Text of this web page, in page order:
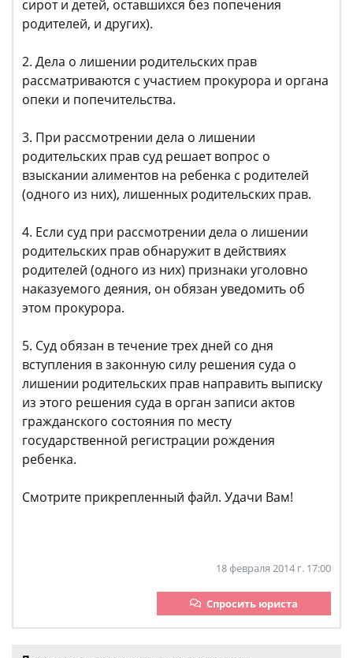
сирот и детей, оставшихся без попечения
родителей, и других).
2. Дела о лишении родительских прав
рассматриваются с участием прокурора и органа
опеки и попечительства.
3. При рассмотрении дела о лишении
родительских прав суд решает вопрос о
взыскании алиментов на ребенка с родителей
(одного из них), лишенных родительских прав.
4. Если суд при рассмотрении дела о лишении
родительских прав обнаружит в действиях
родителей (одного из них) признаки уголовно
наказуемого деяния, он обязан уведомить об
этом прокурора.
5. Суд обязан в течение трех дней со дня
вступления в законную силу решения суда о
лишении родительских прав направить выписку
из этого решения суда в орган записи актов
гражданского состояния по месту
государственной регистрации рождения
ребенка.
Смотрите прикрепленный файл. Удачи Вам!
18 февраля 2014 г. 17:00
Спросить юриста